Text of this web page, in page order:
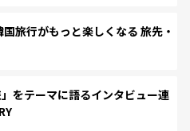
旅行がもっと楽しくなる 旅先・
をテーマに語るインタビュー連